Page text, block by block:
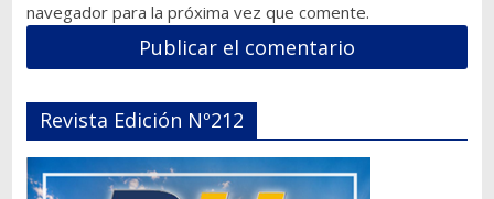
navegador para la próxima vez que comente.
Revista Edición Nº212